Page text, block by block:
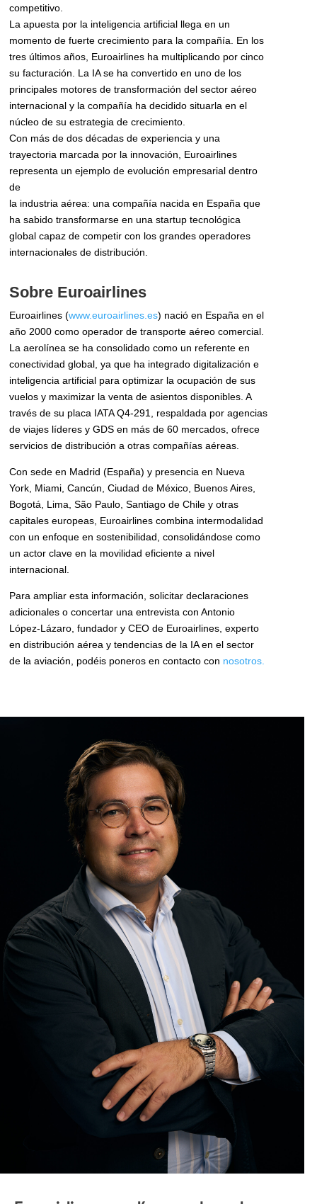
competitivo.
La apuesta por la inteligencia artificial llega en un
momento de fuerte crecimiento para la compañía. En los
tres últimos años, Euroairlines ha multiplicando por cinco
su facturación. La IA se ha convertido en uno de los
principales motores de transformación del sector aéreo
internacional y la compañía ha decidido situarla en el
núcleo de su estrategia de crecimiento.
Con más de dos décadas de experiencia y una
trayectoria marcada por la innovación, Euroairlines
representa un ejemplo de evolución empresarial dentro
de
la industria aérea: una compañía nacida en España que
ha sabido transformarse en una startup tecnológica
global capaz de competir con los grandes operadores
internacionales de distribución.
Sobre Euroairlines
Euroairlines (www.euroairlines.es) nació en España en el
año 2000 como operador de transporte aéreo comercial.
La aerolínea se ha consolidado como un referente en
conectividad global, ya que ha integrado digitalización e
inteligencia artificial para optimizar la ocupación de sus
vuelos y maximizar la venta de asientos disponibles. A
través de su placa IATA Q4-291, respaldada por agencias
de viajes líderes y GDS en más de 60 mercados, ofrece
servicios de distribución a otras compañías aéreas.
Con sede en Madrid (España) y presencia en Nueva
York, Miami, Cancún, Ciudad de México, Buenos Aires,
Bogotá, Lima, São Paulo, Santiago de Chile y otras
capitales europeas, Euroairlines combina intermodalidad
con un enfoque en sostenibilidad, consolidándose como
un actor clave en la movilidad eficiente a nivel
internacional.
Para ampliar esta información, solicitar declaraciones
adicionales o concertar una entrevista con Antonio
López-Lázaro, fundador y CEO de Euroairlines, experto
en distribución aérea y tendencias de la IA en el sector
de la aviación, podéis poneros en contacto con nosotros.